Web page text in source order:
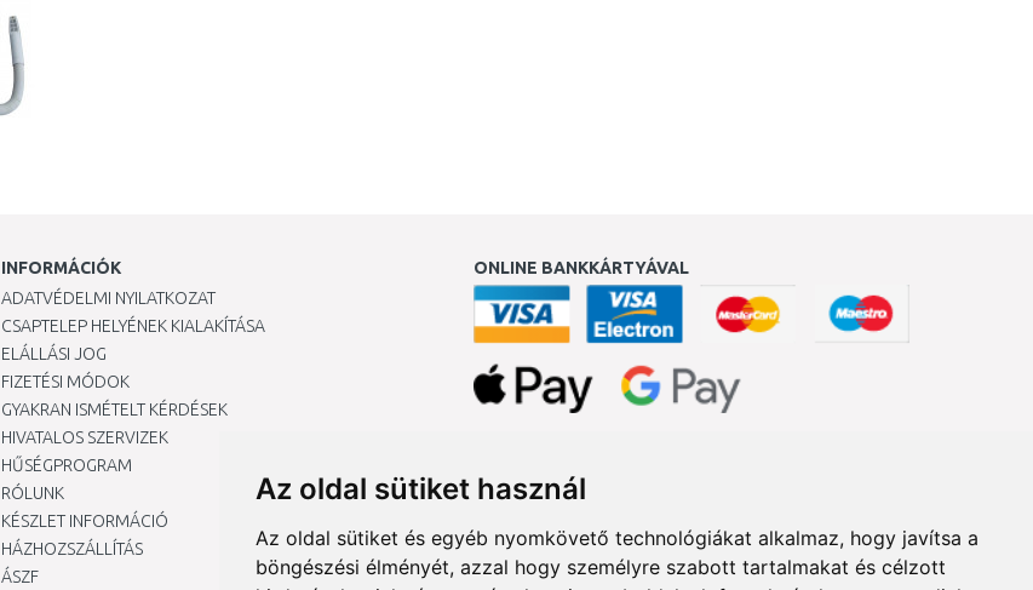
Az oldal sütiket használ
Az oldal sütiket és egyéb nyomkövető technológiákat alkalmaz, hogy javítsa a
böngészési élményét, azzal hogy személyre szabott tartalmakat és célzott
INFORMÁCIÓK
ADATVÉDELMI NYILATKOZAT
CSAPTELEP HELYÉNEK KIALAKÍTÁSA
ELÁLLÁSI JOG
FIZETÉSI MÓDOK
GYAKRAN ISMÉTELT KÉRDÉSEK
HIVATALOS SZERVIZEK
HŰSÉGPROGRAM
RÓLUNK
KÉSZLET INFORMÁCIÓ
HÁZHOZSZÁLLÍTÁS
ÁSZF
ONLINE BANKKÁRTYÁVAL